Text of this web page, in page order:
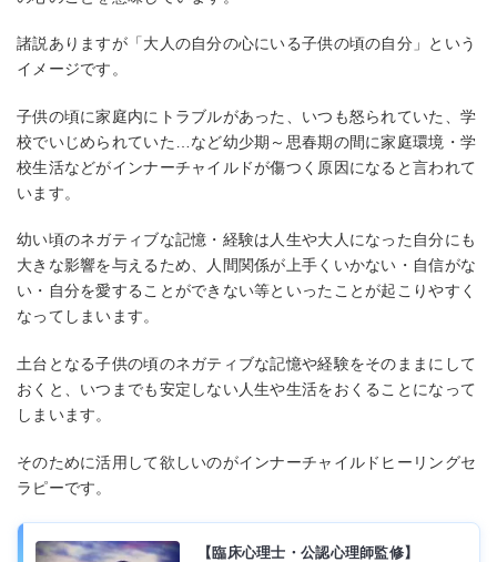
諸説ありますが「大人の自分の心にいる子供の頃の自分」という
イメージです。
子供の頃に家庭内にトラブルがあった、いつも怒られていた、学
校でいじめられていた…など幼少期～思春期の間に家庭環境・学
校生活などがインナーチャイルドが傷つく原因になると言われて
います。
幼い頃のネガティブな記憶・経験は人生や大人になった自分にも
大きな影響を与えるため、人間関係が上手くいかない・自信がな
い・自分を愛することができない等といったことが起こりやすく
なってしまいます。
土台となる子供の頃のネガティブな記憶や経験をそのままにして
おくと、いつまでも安定しない人生や生活をおくることになって
しまいます。
そのために活用して欲しいのがインナーチャイルドヒーリングセ
ラピーです。
【臨床心理士・公認心理師監修】